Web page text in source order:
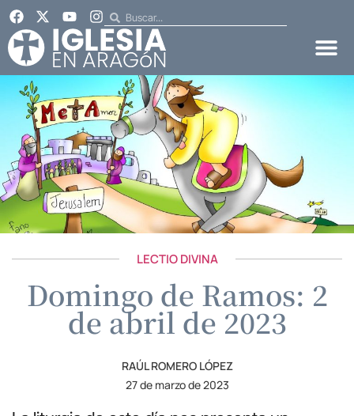
LECTIO DIVINA
Domingo de Ramos: 2
de abril de 2023
RAÚL ROMERO LÓPEZ
27 de marzo de 2023